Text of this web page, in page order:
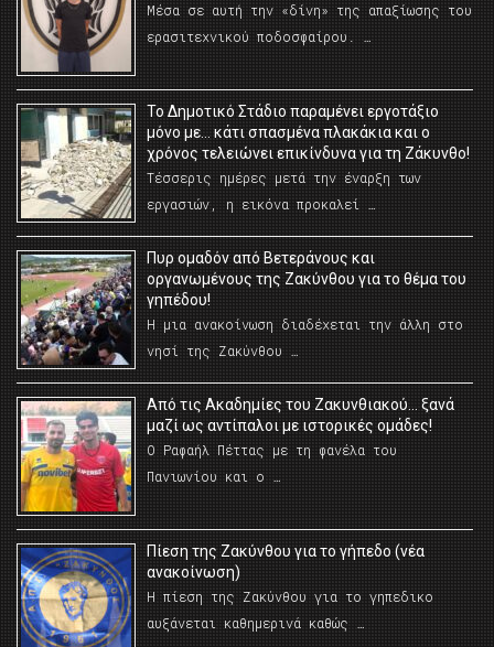
Μέσα σε αυτή την «δίνη» της απαξίωσης του
ερασιτεχνικού ποδοσφαίρου. …
Το Δημοτικό Στάδιο παραμένει εργοτάξιο
μόνο με… κάτι σπασμένα πλακάκια και ο
χρόνος τελειώνει επικίνδυνα για τη Ζάκυνθο!
Τέσσερις ημέρες μετά την έναρξη των
εργασιών, η εικόνα προκαλεί …
Πυρ ομαδόν από Βετεράνους και
οργανωμένους της Ζακύνθου για το θέμα του
γηπέδου!
Η μια ανακοίνωση διαδέχεται την άλλη στο
νησί της Ζακύνθου …
Από τις Ακαδημίες του Ζακυνθιακού… ξανά
μαζί ως αντίπαλοι με ιστορικές ομάδες!
Ο Ραφαήλ Πέττας με τη φανέλα του
Πανιωνίου και ο …
Πίεση της Ζακύνθου για το γήπεδο (νέα
ανακοίνωση)
Η πίεση της Ζακύνθου για το γηπεδικο
αυξάνεται καθημερινά καθώς …